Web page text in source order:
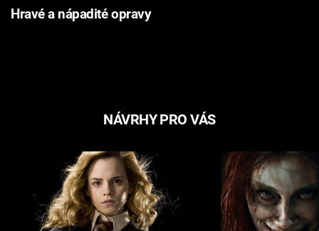
Hravé a nápadité opravy
NÁVRHY PRO VÁS